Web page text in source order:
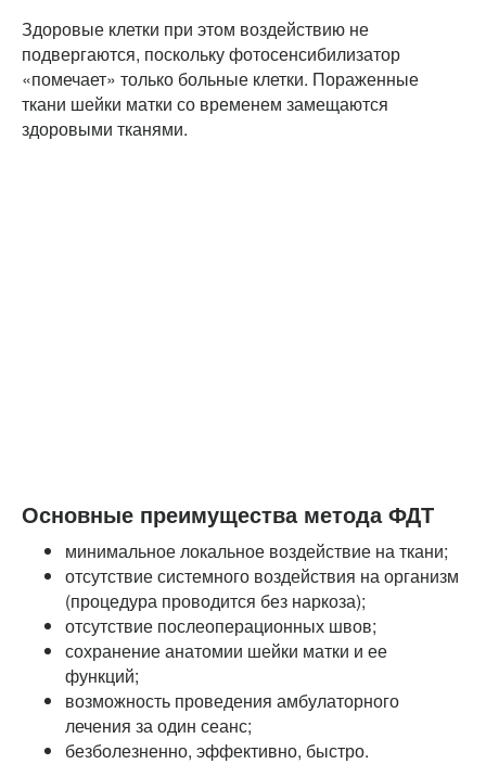
Здоровые клетки при этом воздействию не
подвергаются, поскольку фотосенсибилизатор
«помечает» только больные клетки. Пораженные
ткани шейки матки со временем замещаются
здоровыми тканями.
Основные преимущества метода ФДТ
минимальное локальное воздействие на ткани;
отсутствие системного воздействия на организм
(процедура проводится без наркоза);
отсутствие послеоперационных швов;
сохранение анатомии шейки матки и ее
функций;
возможность проведения амбулаторного
лечения за один сеанс;
безболезненно, эффективно, быстро.